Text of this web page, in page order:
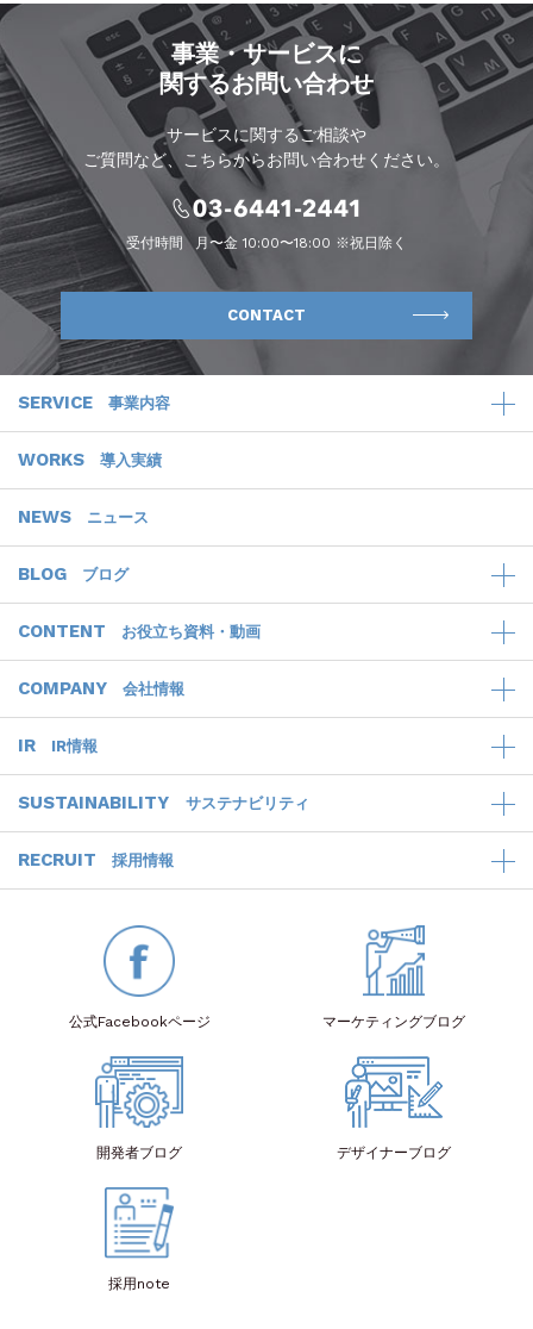
事業・サービスに
関するお問い合わせ
サービスに関するご相談や
ご質問など、こちらからお問い合わせください。
受付時間 月〜金 10:00〜18:00 ※祝日除く
CONTACT
SERVICE 事業内容
WORKS 導入実績
NEWS ニュース
BLOG ブログ
CONTENT お役立ち資料・動画
COMPANY 会社情報
IR IR情報
SUSTAINABILITY サステナビリティ
RECRUIT 採用情報
公式Facebookページ マーケティングブログ
開発者ブログ デザイナーブログ
採用note